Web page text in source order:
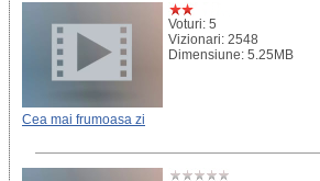
Voturi: 5
Vizionari: 2548
Dimensiune: 5.25MB
Cea mai frumoasa zi